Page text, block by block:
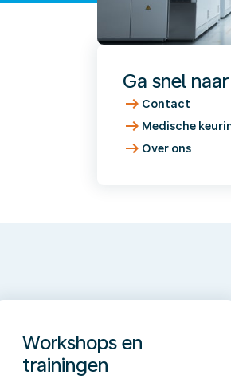
Ga snel naar
arrow_right_alt Contact
arrow_right_alt Medische
arrow_right_alt Over ons
Workshops en
trainingen